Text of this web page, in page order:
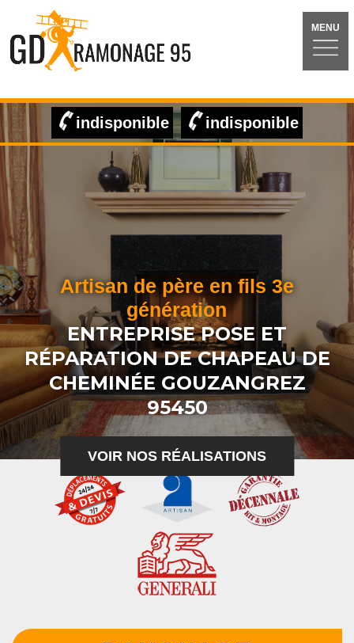
MENU
indisponible indisponible
Artisan de père en fils 3e
génération
ENTREPRISE POSE ET
RÉPARATION DE CHAPEAU DE
CHEMINÉE GOUZANGREZ
95450
VOIR NOS RÉALISATIONS